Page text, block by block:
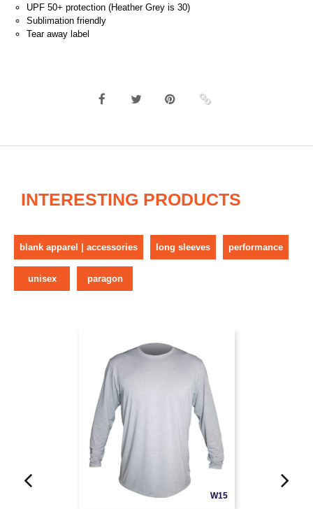
UPF 50+ protection (Heather Grey is 30)
Sublimation friendly
Tear away label
INTERESTING PRODUCTS
blank apparel | accessories long sleeves performance
unisex paragon
W15